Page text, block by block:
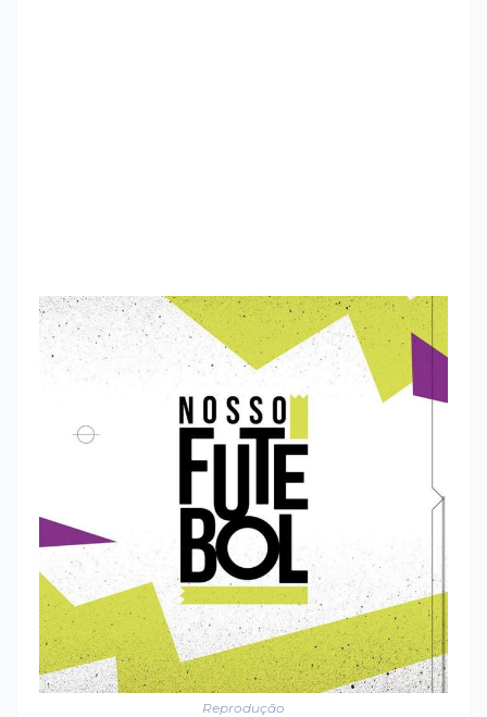
Reprodução